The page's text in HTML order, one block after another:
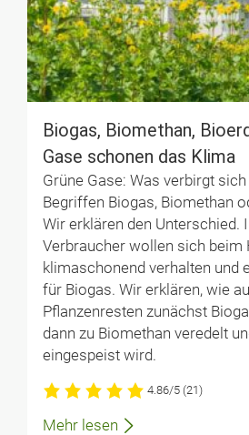
Bio­gas, Bio­methan,
Gase schonen das Klima
Grüne Gase: Was verbirgt
Begriffen Biogas, Biomethan
Wir erklären den Unterschied.
Verbraucher wollen sich beim
klimaschonend verhalten und
für Biogas. Wir erklären, wie
Pflanzenresten zunächst
dann zu Biomethan veredelt
eingespeist wird.
4.86/5 (21)
Mehr lesen